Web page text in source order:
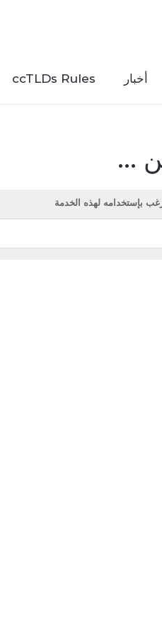
أخبار ccTLDs Rules
...
بإستخدامه لهذه الخدمة